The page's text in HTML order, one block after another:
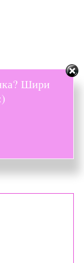
Шири